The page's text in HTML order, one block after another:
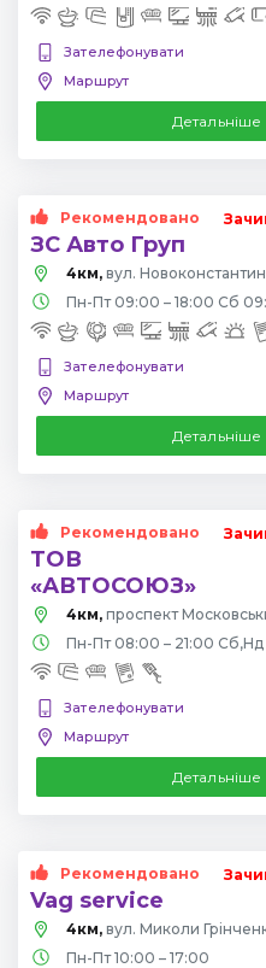
Зателефонувати
Маршрут
Детальніше
Рекомендовано
ЗС Авто Груп
4км, вул.
Пн-Пт 09:00 – 18:00 Сб
Зателефонувати
Маршрут
Детальніше
Рекомендовано
ТОВ
«АВТОСОЮЗ»
4км, проспект
Пн-Пт 08:00 – 21:00
Зателефонувати
Маршрут
Детальніше
Рекомендовано
Vag service
4км, вул. Миколи
Пн-Пт 10:00 – 17:00